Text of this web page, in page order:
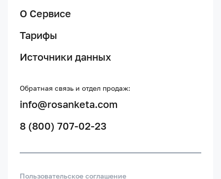
О Сервисе
Тарифы
Источники данных
Обратная связь и отдел продаж:
info@rosanketa.com
8 (800) 707-02-23
Пользовательское соглашение